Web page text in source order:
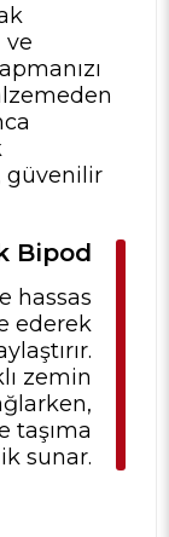
ve
güvenilir
Bipod
hassas
ederek
zemin
taşıma
sunar.